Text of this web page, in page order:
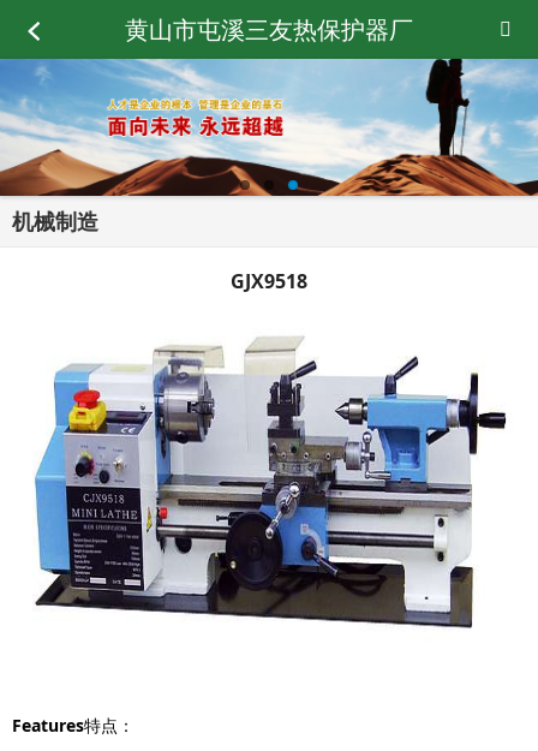
黄山市屯溪三友热保护器厂
机械制造
GJX9518
Features特点：